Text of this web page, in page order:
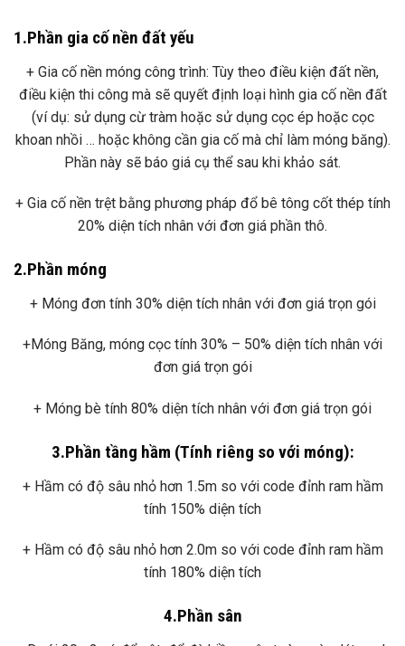
1.Phần gia cố nền đất yếu
+ Gia cố nền móng công trình: Tùy theo điều kiện đất nền,
điều kiện thi công mà sẽ quyết định loại hình gia cố nền đất
(ví dụ: sử dụng cừ tràm hoặc sử dụng cọc ép hoặc cọc
khoan nhồi … hoặc không cần gia cố mà chỉ làm móng băng).
Phần này sẽ báo giá cụ thể sau khi khảo sát.
+ Gia cố nền trệt bằng phương pháp đổ bê tông cốt thép tính
20% diện tích nhân với đơn giá phần thô.
2.Phần móng
+ Móng đơn tính 30% diện tích nhân với đơn giá trọn gói
+Móng Băng, móng cọc tính 30% – 50% diện tích nhân với
đơn giá trọn gói
+ Móng bè tính 80% diện tích nhân với đơn giá trọn gói
3.Phần tầng hầm (Tính riêng so với móng):
+ Hầm có độ sâu nhỏ hơn 1.5m so với code đỉnh ram hầm
tính 150% diện tích
+ Hầm có độ sâu nhỏ hơn 2.0m so với code đỉnh ram hầm
tính 180% diện tích
4.Phần sân